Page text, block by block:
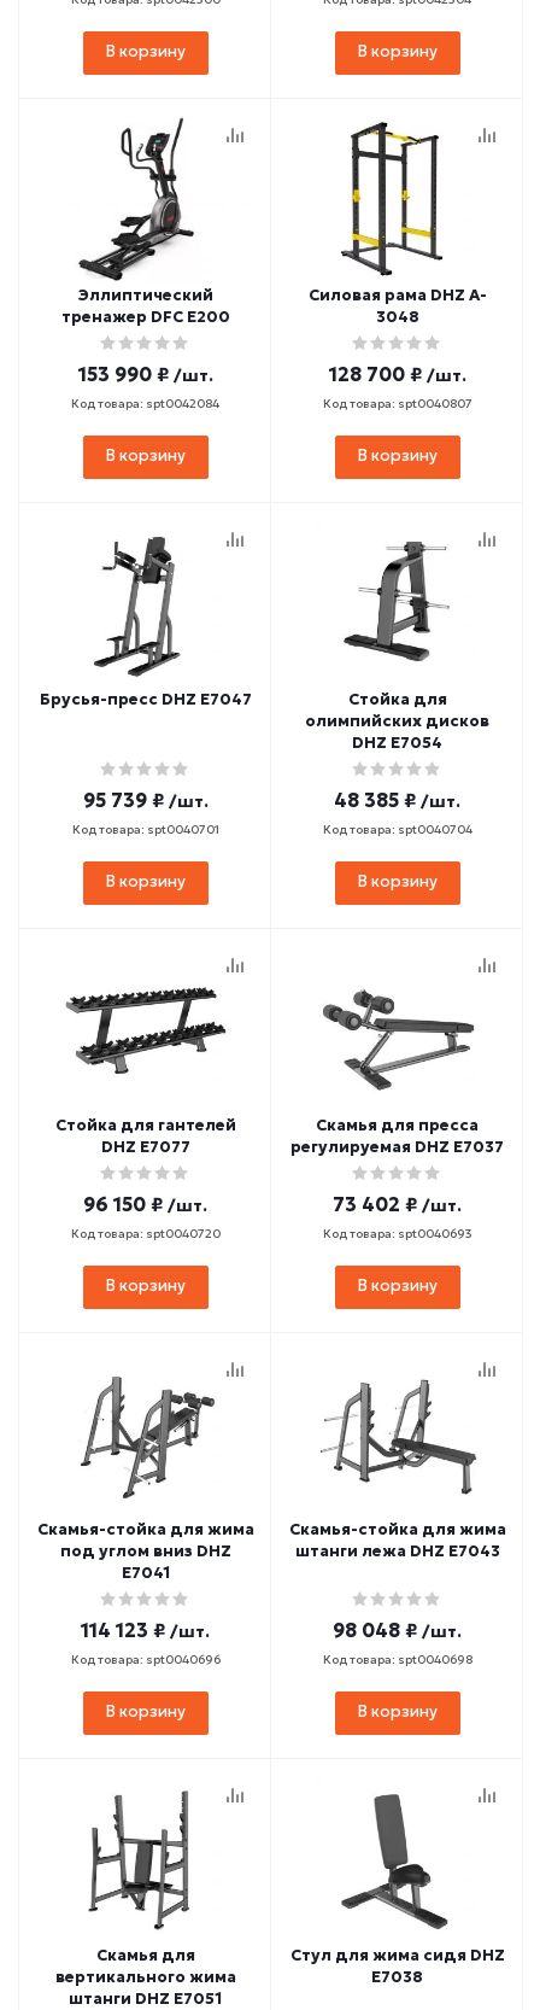
В корзину В корзину
Эллиптический
тренажер DFC E200
153 990 ₽ /шт.
Код товара: spt0042084
В корзину
Силовая рама DHZ A-
3048
128 700 ₽ /шт.
Код товара: spt0040807
В корзину
Брусья-пресс DHZ E7047
95 739 ₽ /шт.
Код товара: spt0040701
В корзину
Стойка для
олимпийских дисков
DHZ E7054
48 385 ₽ /шт.
Код товара: spt0040704
В корзину
Стойка для гантелей
DHZ E7077
96 150 ₽ /шт.
Код товара: spt0040720
В корзину
Скамья для пресса
регулируемая DHZ E7037
73 402 ₽ /шт.
Код товара: spt0040693
В корзину
Скамья-стойка для жима
под углом вниз DHZ
E7041
114 123 ₽ /шт.
Код товара: spt0040696
В корзину
Скамья-стойка для жима
штанги лежа DHZ E7043
98 048 ₽ /шт.
Код товара: spt0040698
В корзину
Скамья для
вертикального жима
штанги DHZ E7051
Стул для жима сидя DHZ
E7038